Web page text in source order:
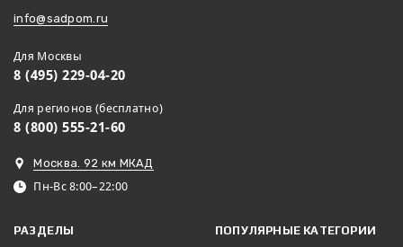
info@sadpom.ru
Для Москвы
8 (495) 229-04-20
Для регионов (бесплатно)
8 (800) 555-21-60
Москва. 92 км МКАД
Пн-Вс 8:00–22:00
РАЗДЕЛЫ ПОПУЛЯРНЫЕ КАТЕГОРИИ